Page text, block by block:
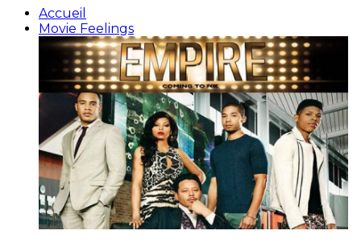
Accueil
Movie Feelings